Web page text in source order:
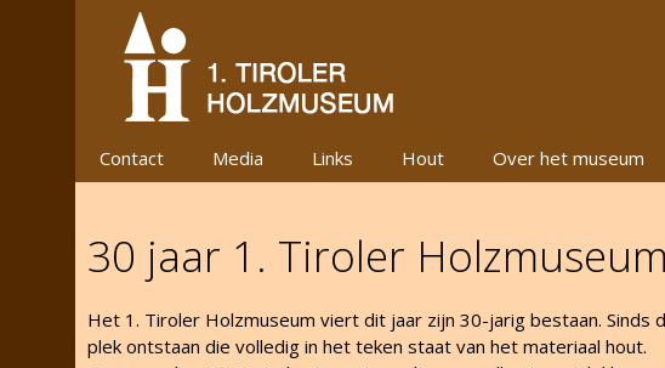
Contact Media Links Hout Over het museum
30 jaar 1. Tiroler
Het 1. Tiroler Holzmuseum viert dit jaar zijn 30-jarig bestaan. Sinds
plek ontstaan die volledig in het teken staat van het materiaal hout.